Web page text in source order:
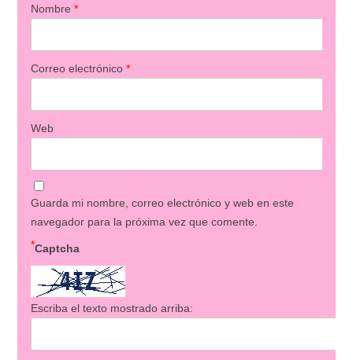
Nombre *
Correo electrónico *
Web
Guarda mi nombre, correo electrónico y web en este
navegador para la próxima vez que comente.
Captcha
*
Escriba el texto mostrado arriba: